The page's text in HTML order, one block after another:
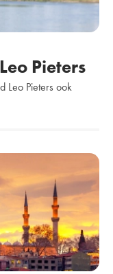
Pieters
Leo Pieters ook